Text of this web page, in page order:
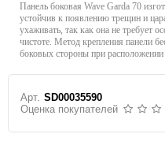
Панель боковая Wave Garda 70
устойчив к появлению трещин и
ухаживать, так как она не требует
чистоте. Метод крепления панели
боковых стороны при расположении
Арт. SD00035590
Оценка покупателей